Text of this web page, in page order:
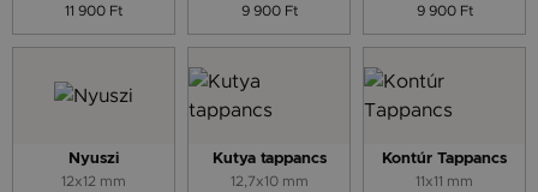
11 900 Ft
9 900 Ft
9 900 Ft
Nyuszi
12x12 mm
Kutya tappancs
12,7x10 mm
Kontúr Tappancs
11x11 mm